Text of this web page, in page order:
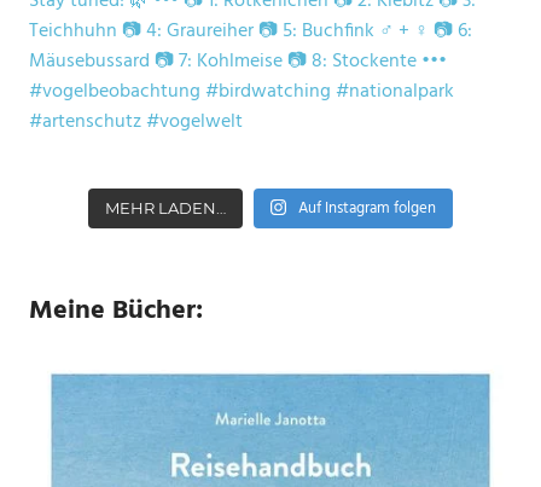
MEHR LADEN… Auf Instagram folgen
Meine Bücher: